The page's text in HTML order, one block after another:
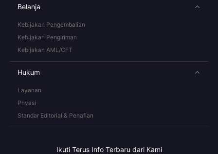
Belanja
Kebijakan Pengembalian
Kebijakan Pengiriman
Kebijakan AML/CFT
Hukum
Layanan
Privasi
Standar Editorial & Penafian
Ikuti Terus Info Terbaru dari Kami